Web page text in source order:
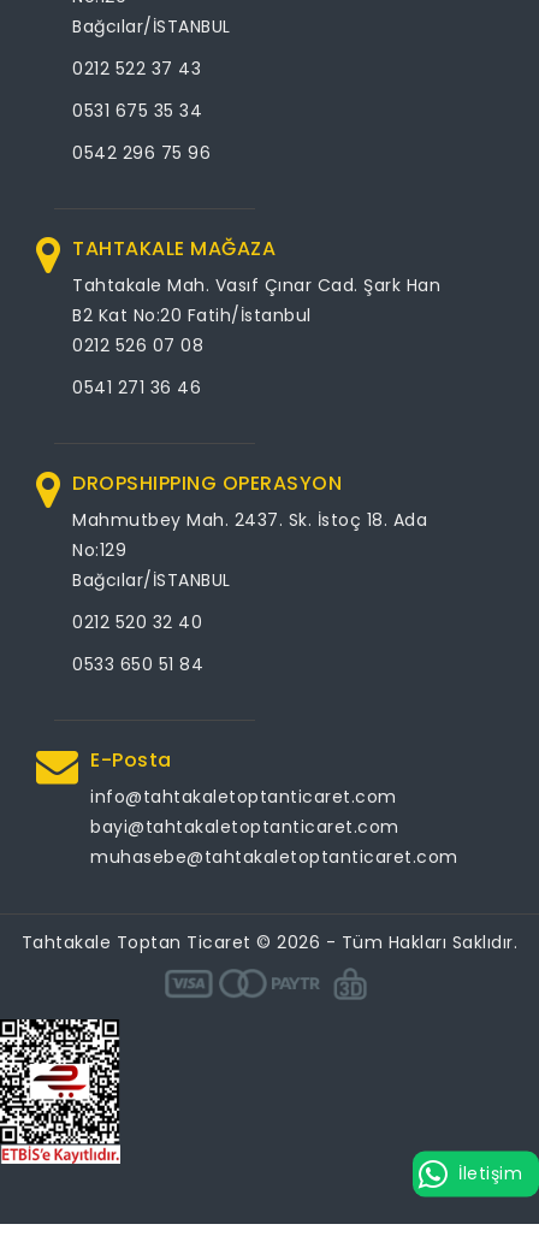
Bağcılar/İSTANBUL
0212 522 37 43
0531 675 35 34
0542 296 75 96
TAHTAKALE MAĞAZA
Tahtakale Mah. Vasıf Çınar Cad. Şark Han
B2 Kat No:20 Fatih/İstanbul
0212 526 07 08
0541 271 36 46
DROPSHIPPING OPERASYON
Mahmutbey Mah. 2437. Sk. İstoç 18. Ada
No:129
Bağcılar/İSTANBUL
0212 520 32 40
0533 650 51 84
E-Posta
info@tahtakaletoptanticaret.com
bayi@tahtakaletoptanticaret.com
muhasebe@tahtakaletoptanticaret.com
Tahtakale Toptan Ticaret © 2026 - Tüm Hakları Saklıdır.
İletişim